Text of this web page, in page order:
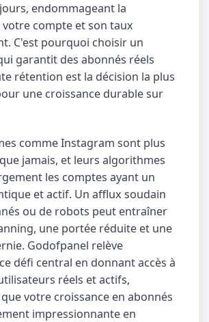
endommageant la
compte et son taux
C'est pourquoi choisir un
garantit des abonnés réels
rétention est la décision la plus
une croissance durable sur
comme Instagram sont plus
jamais, et leurs algorithmes
les comptes ayant un
et actif. Un afflux soudain
ou de robots peut entraîner
une portée réduite et une
Godofpanel relève
défi central en donnant accès à
réels et actifs,
votre croissance en abonnés
impressionnante en